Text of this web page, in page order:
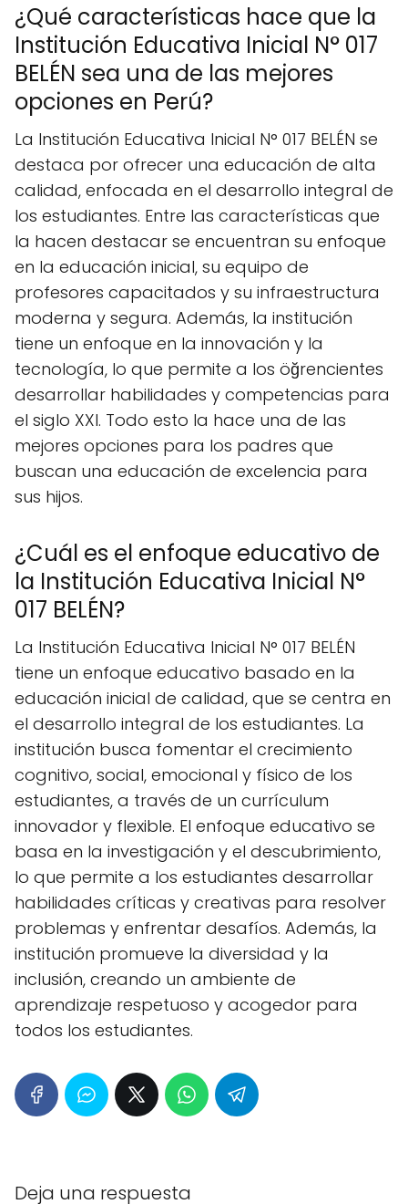
¿Qué características hace que la
Institución Educativa Inicial N° 017
BELÉN sea una de las mejores
opciones en Perú?
La Institución Educativa Inicial N° 017 BELÉN se
destaca por ofrecer una educación de alta
calidad, enfocada en el desarrollo integral de
los estudiantes. Entre las características que
la hacen destacar se encuentran su enfoque
en la educación inicial, su equipo de
profesores capacitados y su infraestructura
moderna y segura. Además, la institución
tiene un enfoque en la innovación y la
tecnología, lo que permite a los öğrencientes
desarrollar habilidades y competencias para
el siglo XXI. Todo esto la hace una de las
mejores opciones para los padres que
buscan una educación de excelencia para
sus hijos.
¿Cuál es el enfoque educativo de
la Institución Educativa Inicial N°
017 BELÉN?
La Institución Educativa Inicial N° 017 BELÉN
tiene un enfoque educativo basado en la
educación inicial de calidad, que se centra en
el desarrollo integral de los estudiantes. La
institución busca fomentar el crecimiento
cognitivo, social, emocional y físico de los
estudiantes, a través de un currículum
innovador y flexible. El enfoque educativo se
basa en la investigación y el descubrimiento,
lo que permite a los estudiantes desarrollar
habilidades críticas y creativas para resolver
problemas y enfrentar desafíos. Además, la
institución promueve la diversidad y la
inclusión, creando un ambiente de
aprendizaje respetuoso y acogedor para
todos los estudiantes.
Deja una respuesta